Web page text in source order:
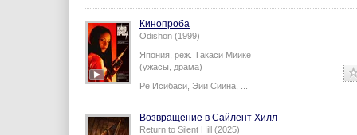
Кинопроба
Odishon (1999)
Япония, реж. Такаси Миике
(ужасы, драма)
Рё Исибаси Эии Сиина
Возвращение в Сайлент Хилл
Return to Silent Hill (2025)